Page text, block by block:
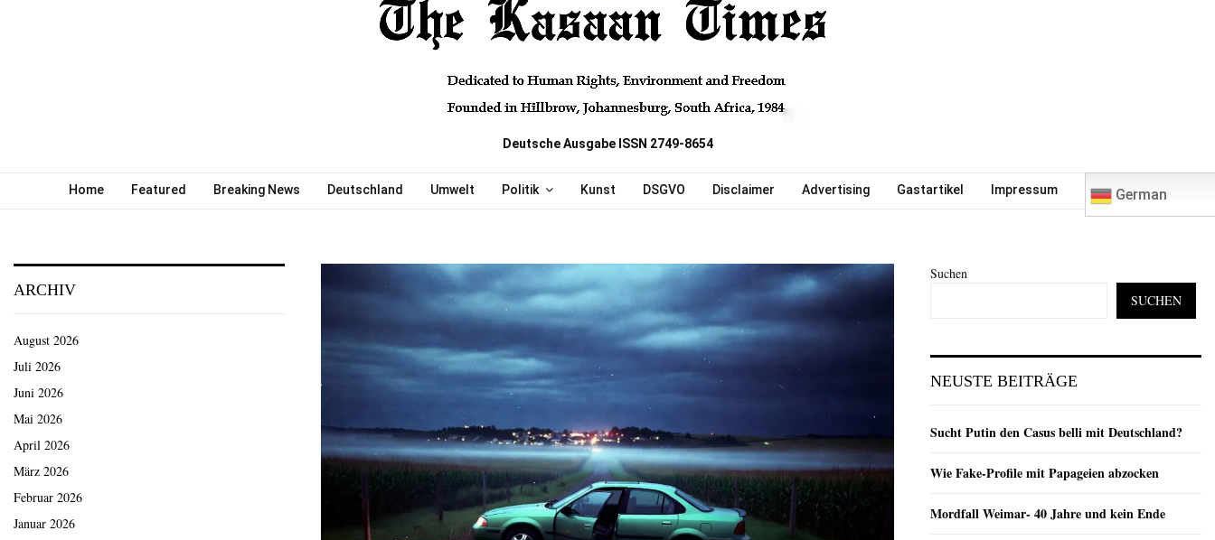
Deutsche Ausgabe ISSN 2749-8654
Home Featured Breaking News Deutschland Umwelt Politik Kunst DSGVO Disclaimer Advertising Gastartikel Impressum German
ARCHIV
August 2026
Juli 2026
Juni 2026
Mai 2026
April 2026
März 2026
Februar 2026
Januar 2026
Suchen
SUCHEN
NEUSTE BEITRÄGE
Sucht Putin den Casus belli mit Deutschland?
Wie Fake-Profile mit Papageien abzocken
Mordfall Weimar- 40 Jahre und kein Ende